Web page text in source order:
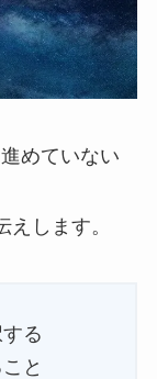
めていない
します。
る
と